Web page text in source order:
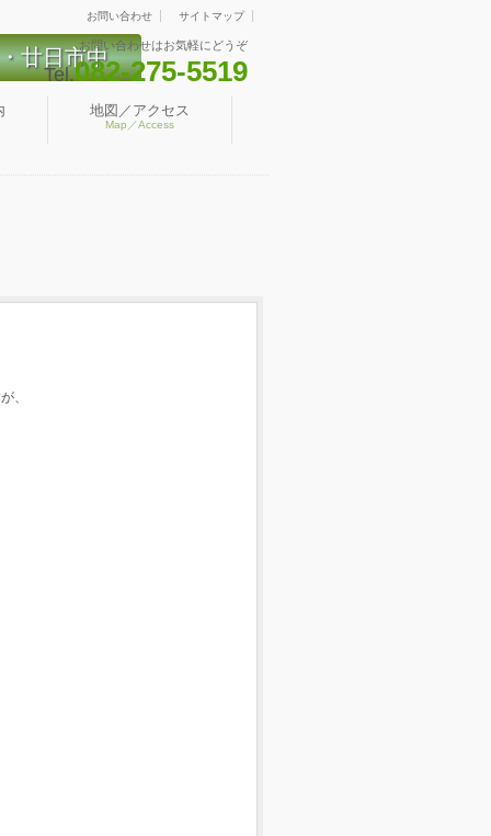
廿日市中お問い合わせはお気軽にどうぞ
Tel.082-275-5519
お問い合わせ サイトマップ
地図／アクセス
Map／Access
、